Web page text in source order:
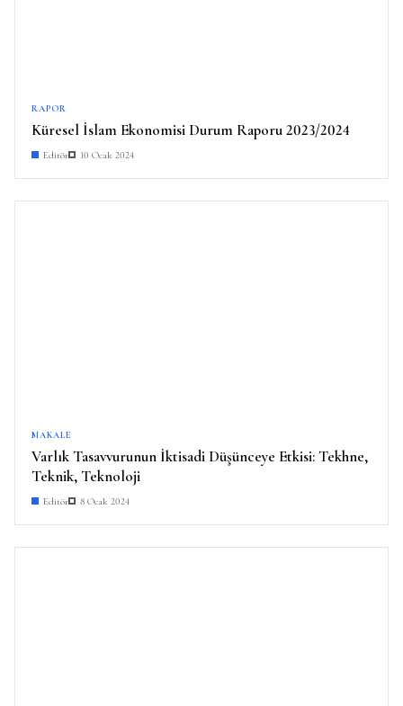
RAPOR
Küresel İslam Ekonomisi Durum Raporu 2023/2024
Editör 10 Ocak 2024
MAKALE
Varlık Tasavvurunun İktisadi Düşünceye Etkisi: Tekhne,
Teknik, Teknoloji
Editör 8 Ocak 2024